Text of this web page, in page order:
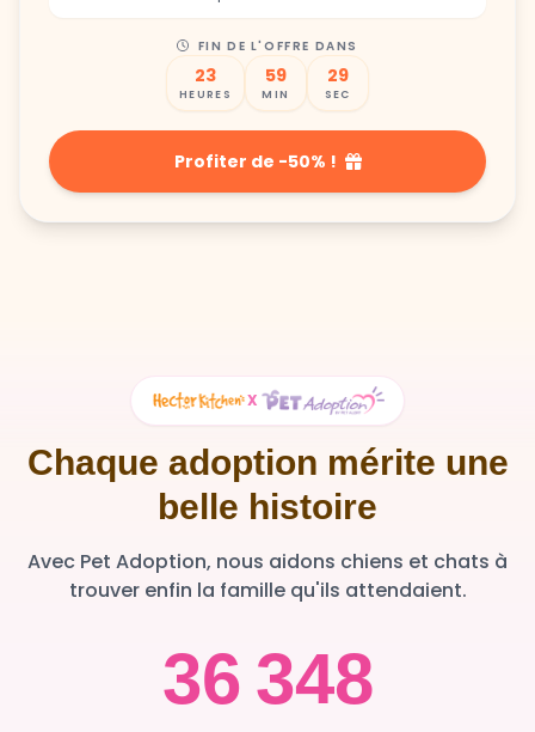
FIN DE L'OFFRE DANS
23
HEURES
59
MIN
27
SEC
Profiter de -50% !
X
Chaque adoption mérite une
belle histoire
Avec Pet Adoption, nous aidons chiens et chats à
trouver enfin la famille qu'ils attendaient.
36 348